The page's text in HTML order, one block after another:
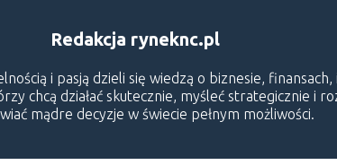
Redakcja ryneknc.pl
i pasją dzieli się wiedzą o biznesie,
chcą działać skutecznie, myśleć strategicznie i
mądre decyzje w świecie pełnym możliwości.